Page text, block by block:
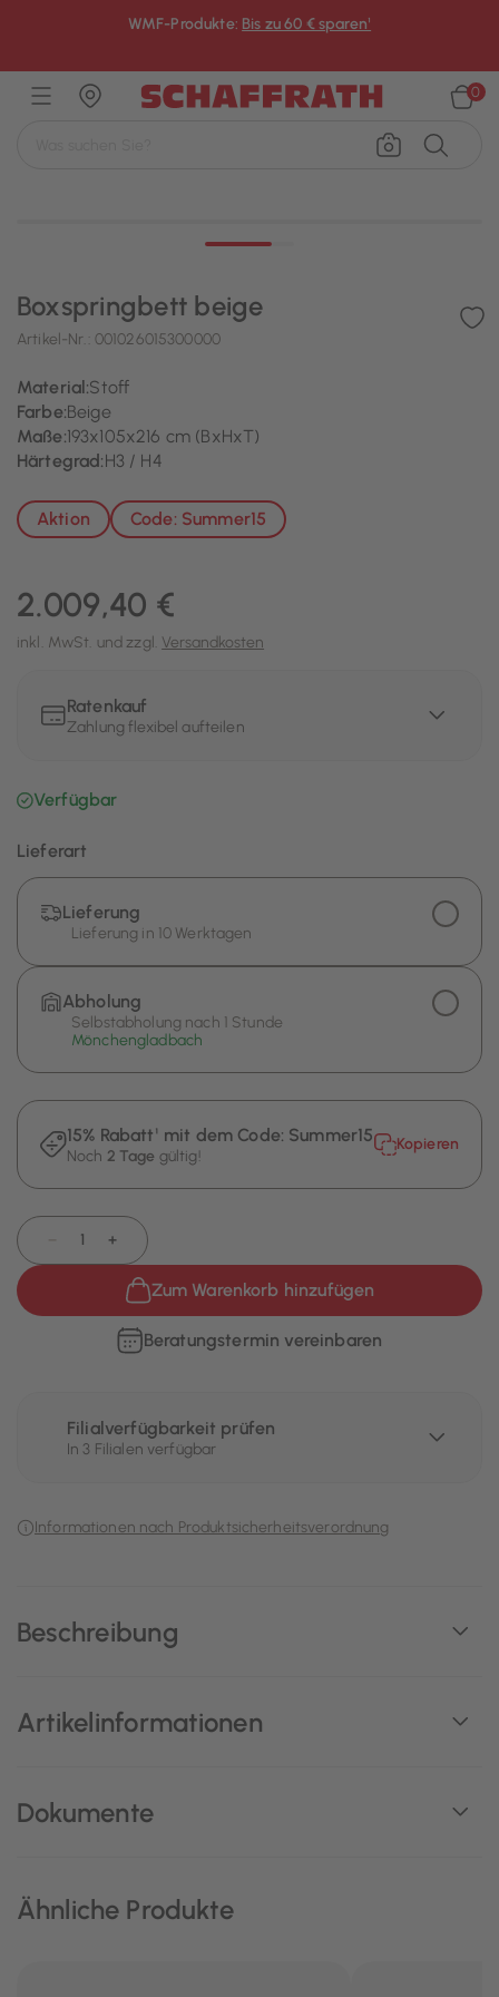
WMF-Produkte: Bis zu 60 € sparen¹
0
Beschreibung
Artikelinformationen
Dokumente
Boxspringbett beige
Artikel-Nr.: 001026015300000
Material:Stoff
Farbe:Beige
Maße:193x105x216 cm (BxHxT)
Härtegrad:H3 / H4
Aktion Code: Summer15
2.009,40 €
inkl. MwSt. und zzgl. Versandkosten
Ratenkauf
Zahlung flexibel aufteilen
Verfügbar
Lieferart
Lieferung
Lieferung in 10 Werktagen
Abholung
Selbstabholung nach 1 Stunde
Mönchengladbach
15% Rabatt¹ mit dem Code: Summer15
Noch 2 Tage gültig!
Kopieren
+
Zum Warenkorb hinzufügen
Beratungstermin vereinbaren
Filialverfügbarkeit prüfen
In 3 Filialen verfügbar
Informationen nach Produktsicherheitsverordnung